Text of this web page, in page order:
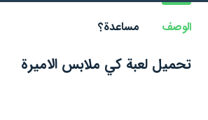
الوصف مساعدة؟
تحميل لعبة كي ملابس الاميرة